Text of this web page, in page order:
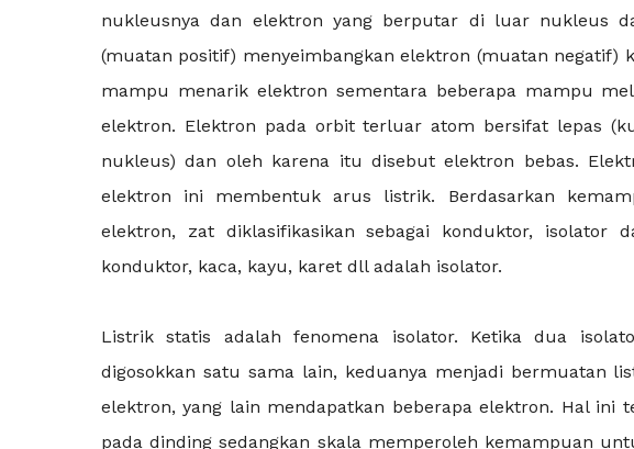
nukleusnya dan elektron yang berputar di luar nukleus
(muatan positif) menyeimbangkan elektron (muatan negatif)
mampu menarik elektron sementara beberapa mampu
elektron. Elektron pada orbit terluar atom bersifat lepas
nukleus) dan oleh karena itu disebut elektron bebas.
elektron ini membentuk arus listrik. Berdasarkan
elektron, zat diklasifikasikan sebagai konduktor, isolator
konduktor, kaca, kayu, karet dll adalah isolator.
Listrik statis adalah fenomena isolator. Ketika dua
digosokkan satu sama lain, keduanya menjadi bermuatan
elektron, yang lain mendapatkan beberapa elektron. Hal
pada dinding sedangkan skala memperoleh kemampuan